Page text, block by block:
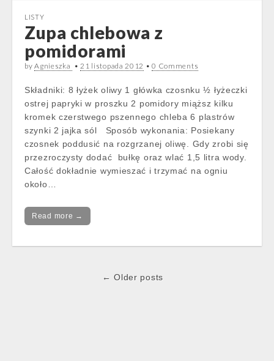
LISTY
Zupa chlebowa z
pomidorami
byAgnieszka •21 listopada 2012 •0 Comments
Składniki: 8 łyżek oliwy 1 główka czosnku ½ łyżeczki
ostrej papryki w proszku 2 pomidory miąższ kilku
kromek czerstwego pszennego chleba 6 plastrów
szynki 2 jajka sól Sposób wykonania: Posiekany
czosnek poddusić na rozgrzanej oliwę. Gdy zrobi się
przezroczysty dodać bułkę oraz wlać 1,5 litra wody.
Całość dokładnie wymieszać i trzymać na ogniu
około…
Read more →
← Older posts